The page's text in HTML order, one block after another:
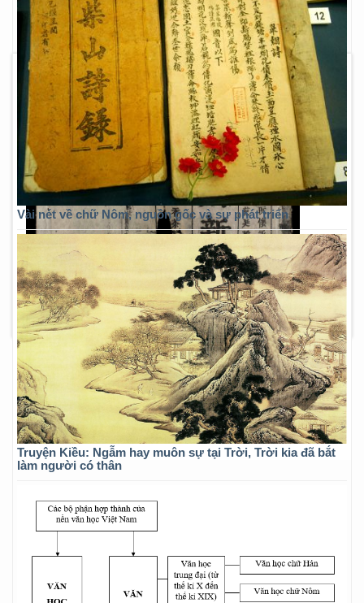
Vài nét về chữ Nôm, nguồn gốc và sự phát triển
Truyện Kiều: Ngẫm hay muôn sự tại Trời, Trời kia đã bắt
làm người có thân